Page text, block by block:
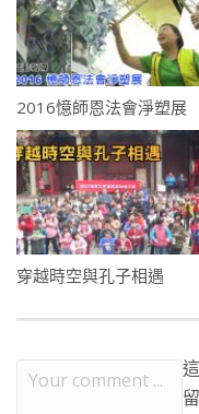
2016憶師恩法會淨塑展
穿越時空與孔子相遇